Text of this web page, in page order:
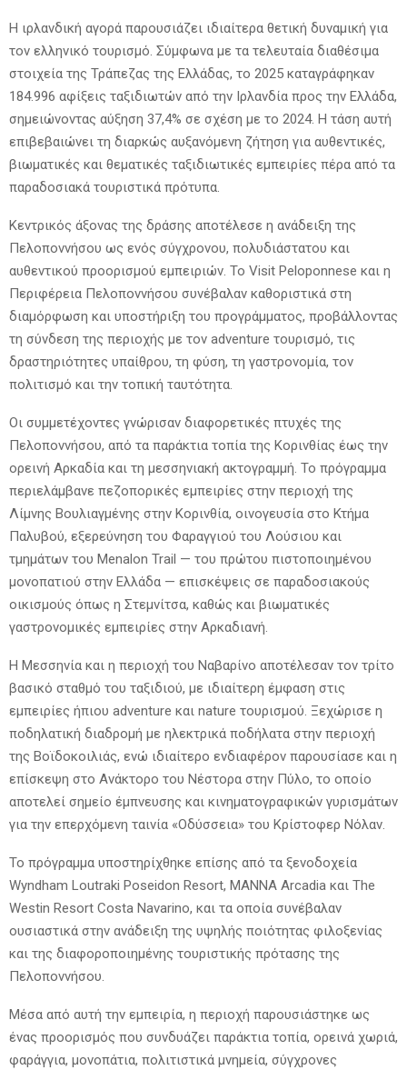
Η ιρλανδική αγορά παρουσιάζει ιδιαίτερα θετική δυναμική για
τον ελληνικό τουρισμό. Σύμφωνα με τα τελευταία διαθέσιμα
στοιχεία της Τράπεζας της Ελλάδας, το 2025 καταγράφηκαν
184.996 αφίξεις ταξιδιωτών από την Ιρλανδία προς την Ελλάδα,
σημειώνοντας αύξηση 37,4% σε σχέση με το 2024. Η τάση αυτή
επιβεβαιώνει τη διαρκώς αυξανόμενη ζήτηση για αυθεντικές,
βιωματικές και θεματικές ταξιδιωτικές εμπειρίες πέρα από τα
παραδοσιακά τουριστικά πρότυπα.
Κεντρικός άξονας της δράσης αποτέλεσε η ανάδειξη της
Πελοποννήσου ως ενός σύγχρονου, πολυδιάστατου και
αυθεντικού προορισμού εμπειριών. Το Visit Peloponnese και η
Περιφέρεια Πελοποννήσου συνέβαλαν καθοριστικά στη
διαμόρφωση και υποστήριξη του προγράμματος, προβάλλοντας
τη σύνδεση της περιοχής με τον adventure τουρισμό, τις
δραστηριότητες υπαίθρου, τη φύση, τη γαστρονομία, τον
πολιτισμό και την τοπική ταυτότητα.
Οι συμμετέχοντες γνώρισαν διαφορετικές πτυχές της
Πελοποννήσου, από τα παράκτια τοπία της Κορινθίας έως την
ορεινή Αρκαδία και τη μεσσηνιακή ακτογραμμή. Το πρόγραμμα
περιελάμβανε πεζοπορικές εμπειρίες στην περιοχή της
Λίμνης Βουλιαγμένης στην Κορινθία, οινογευσία στο Κτήμα
Παλυβού, εξερεύνηση του Φαραγγιού του Λούσιου και
τμημάτων του Menalon Trail — του πρώτου πιστοποιημένου
μονοπατιού στην Ελλάδα — επισκέψεις σε παραδοσιακούς
οικισμούς όπως η Στεμνίτσα, καθώς και βιωματικές
γαστρονομικές εμπειρίες στην Αρκαδιανή.
Η Μεσσηνία και η περιοχή του Ναβαρίνο αποτέλεσαν τον τρίτο
βασικό σταθμό του ταξιδιού, με ιδιαίτερη έμφαση στις
εμπειρίες ήπιου adventure και nature τουρισμού. Ξεχώρισε η
ποδηλατική διαδρομή με ηλεκτρικά ποδήλατα στην περιοχή
της Βοϊδοκοιλιάς, ενώ ιδιαίτερο ενδιαφέρον παρουσίασε και η
επίσκεψη στο Ανάκτορο του Νέστορα στην Πύλο, το οποίο
αποτελεί σημείο έμπνευσης και κινηματογραφικών γυρισμάτων
για την επερχόμενη ταινία «Οδύσσεια» του Κρίστοφερ Νόλαν.
Το πρόγραμμα υποστηρίχθηκε επίσης από τα ξενοδοχεία
Wyndham Loutraki Poseidon Resort, MANNA Arcadia και The
Westin Resort Costa Navarino, και τα οποία συνέβαλαν
ουσιαστικά στην ανάδειξη της υψηλής ποιότητας φιλοξενίας
και της διαφοροποιημένης τουριστικής πρότασης της
Πελοποννήσου.
Μέσα από αυτή την εμπειρία, η περιοχή παρουσιάστηκε ως
ένας προορισμός που συνδυάζει παράκτια τοπία, ορεινά χωριά,
φαράγγια, μονοπάτια, πολιτιστικά μνημεία, σύγχρονες